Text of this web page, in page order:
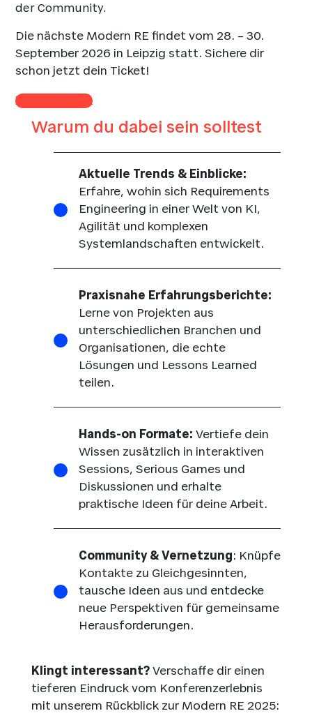
der Community.
Die nächste Modern RE findet vom 28. – 30.
September 2026 in Leipzig statt. Sichere dir
schon jetzt dein Ticket!
Zum Ticketshop
Warum du dabei sein solltest
Aktuelle Trends & Einblicke:
Erfahre, wohin sich Requirements
Engineering in einer Welt von KI,
Agilität und komplexen
Systemlandschaften entwickelt.
Praxisnahe Erfahrungsberichte:
Lerne von Projekten aus
unterschiedlichen Branchen und
Organisationen, die echte
Lösungen und Lessons Learned
teilen.
Hands-on Formate: Vertiefe dein
Wissen zusätzlich in interaktiven
Sessions, Serious Games und
Diskussionen und erhalte
praktische Ideen für deine Arbeit.
Community & Vernetzung: Knüpfe
Kontakte zu Gleichgesinnten,
tausche Ideen aus und entdecke
neue Perspektiven für gemeinsame
Herausforderungen.
Klingt interessant?Verschaffe dir einen
tieferen Eindruck vom Konferenzerlebnis
mit unserem Rückblick zur Modern RE 2025: